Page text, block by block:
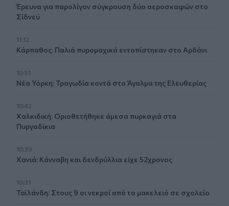
Έρευνα για παρολίγον σύγκρουση δύο αεροσκαφών στο
Σίδνεϋ
11:12
Κάρπαθος: Παλιά πυρομαχικά εντοπίστηκαν στο Αρδάνι
10:51
Νέα Υόρκη: Τραγωδία κοντά στο Άγαλμα της Ελευθερίας
10:42
Χαλκιδική: Οριοθετήθηκε άμεσα πυρκαγιά στα
Πυργαδίκια
10:39
Χανιά: Κάνναβη και δενδρύλλια είχε 52χρονος
10:31
Ταϊλάνδη: Στους 9 οι νεκροί από το μακελειό σε σχολείο